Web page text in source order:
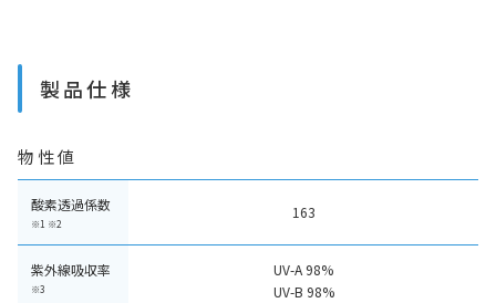
製品仕様
物性値
酸素透過係数
※1 ※2
163
紫外線吸収率
※3
UV-A 98%
UV-B 98%